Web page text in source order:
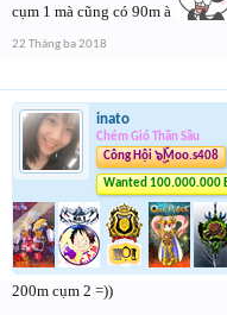
cụm 1 mà cũng có 90m à
22 Tháng ba 2018
inato
Chém Gió Thần Sầu
Công Hội ๖ۣۜMoo.s408
Wanted 100.000.000
200m cụm 2 =))